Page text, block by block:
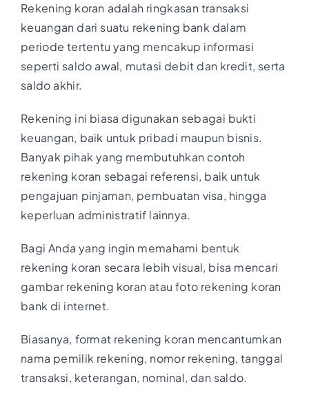
Rekening koran adalah ringkasan transaksi
keuangan dari suatu rekening bank dalam
periode tertentu yang mencakup informasi
seperti saldo awal, mutasi debit dan kredit, serta
saldo akhir.
Rekening ini biasa digunakan sebagai bukti
keuangan, baik untuk pribadi maupun bisnis.
Banyak pihak yang membutuhkan contoh
rekening koran sebagai referensi, baik untuk
pengajuan pinjaman, pembuatan visa, hingga
keperluan administratif lainnya.
Bagi Anda yang ingin memahami bentuk
rekening koran secara lebih visual, bisa mencari
gambar rekening koran atau foto rekening koran
bank di internet.
Biasanya, format rekening koran mencantumkan
nama pemilik rekening, nomor rekening, tanggal
transaksi, keterangan, nominal, dan saldo.